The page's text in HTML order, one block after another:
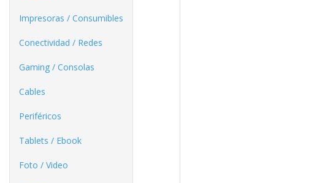
Impresoras / Consumibles
Conectividad / Redes
Gaming / Consolas
Cables
Periféricos
Tablets / Ebook
Foto / Video